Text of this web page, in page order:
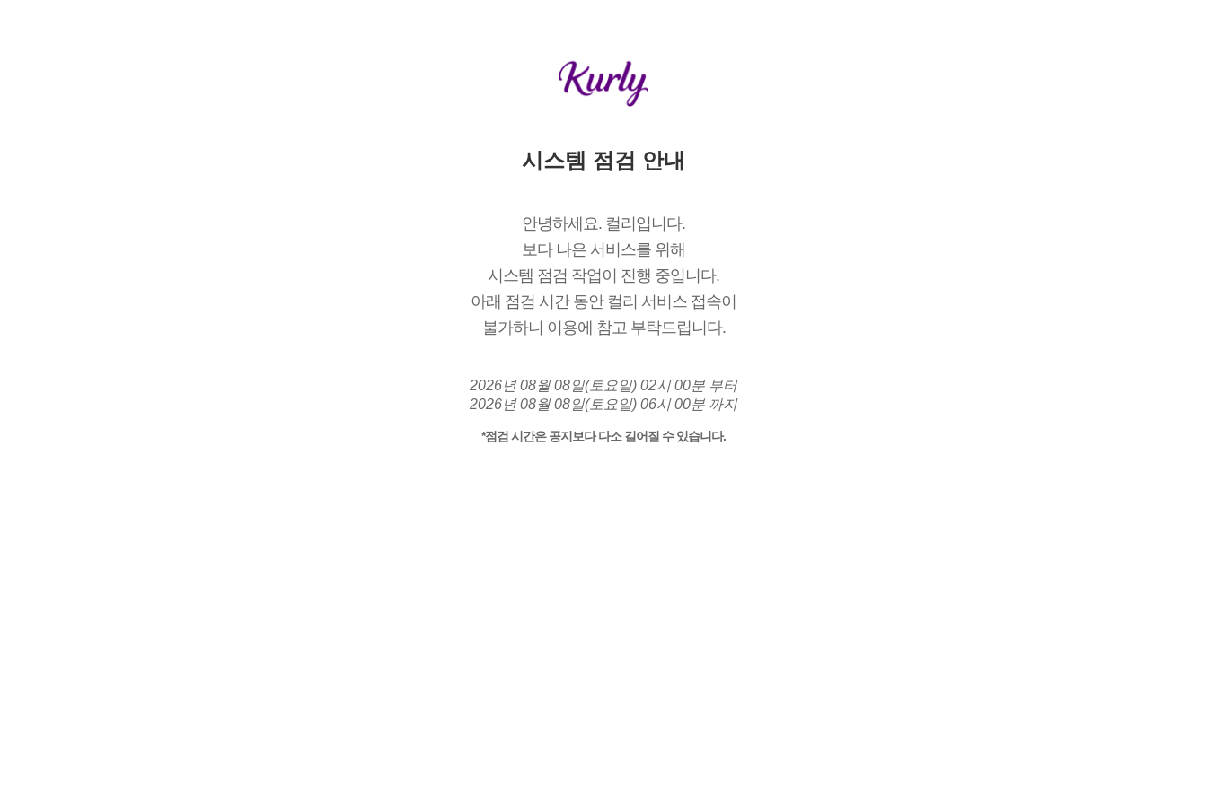
시스템 점검 안내
안녕하세요. 컬리입니다.
보다 나은 서비스를 위해
시스템 점검 작업이 진행 중입니다.
아래 점검 시간 동안 컬리 서비스 접속이
불가하니 이용에 참고 부탁드립니다.
2026년 08월 08일(토요일) 02시 00분 부터
2026년 08월 08일(토요일) 06시 00분 까지
*점검 시간은 공지보다 다소 길어질 수 있습니다.